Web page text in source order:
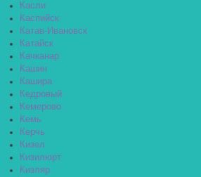
Касли
Каспийск
Катав-Ивановск
Катайск
Качканар
Кашин
Кашира
Кедровый
Кемерово
Кемь
Керчь
Кизел
Кизилюрт
Кизляр